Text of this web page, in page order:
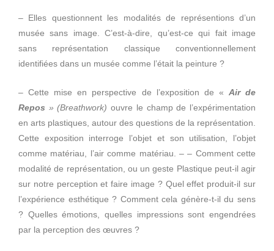
– Elles questionnent les modalités de représentions d’un
musée sans image. C’est-à-dire, qu’est-ce qui fait image
sans représentation classique conventionnellement
identifiées dans un musée comme l’était la peinture ?
– Cette mise en perspective de l’exposition de « Air de
Repos » (Breathwork)ouvre le champ de l’expérimentation
en arts plastiques, autour des questions de la représentation.
Cette exposition interroge l’objet et son utilisation, l’objet
comme matériau, l’air comme matériau. – – Comment cette
modalité de représentation, ou un geste Plastique peut-il agir
sur notre perception et faire image ? Quel effet produit-il sur
l’expérience esthétique ? Comment cela génère-t-il du sens
? Quelles émotions, quelles impressions sont engendrées
par la perception des œuvres ?